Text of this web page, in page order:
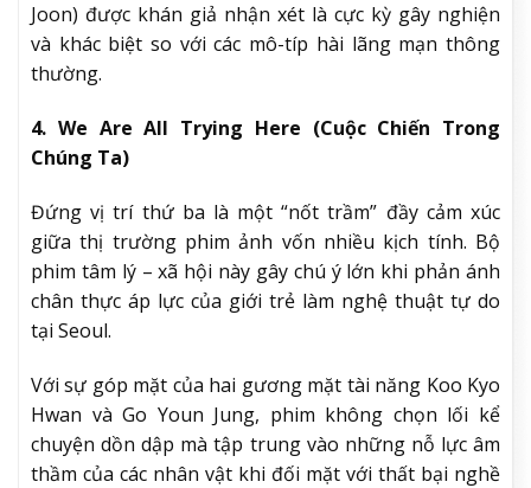
Joon) được khán giả nhận xét là cực kỳ gây nghiện
và khác biệt so với các mô-típ hài lãng mạn thông
thường.
4. We Are All Trying Here (Cuộc Chiến Trong
Chúng Ta)
Đứng vị trí thứ ba là một “nốt trầm” đầy cảm xúc
giữa thị trường phim ảnh vốn nhiều kịch tính. Bộ
phim tâm lý – xã hội này gây chú ý lớn khi phản ánh
chân thực áp lực của giới trẻ làm nghệ thuật tự do
tại Seoul.
Với sự góp mặt của hai gương mặt tài năng Koo Kyo
Hwan và Go Youn Jung, phim không chọn lối kể
chuyện dồn dập mà tập trung vào những nỗ lực âm
thầm của các nhân vật khi đối mặt với thất bại nghề